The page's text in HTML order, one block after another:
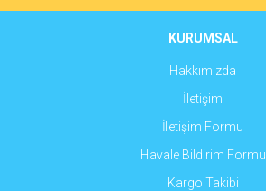
Ürün fiyatı diğer sitelerden daha pahalı.
Gönder
KURUMSAL
Hakkımızda
İletişim
İletişim Formu
Havale Bildirim Formu
Kargo Takibi